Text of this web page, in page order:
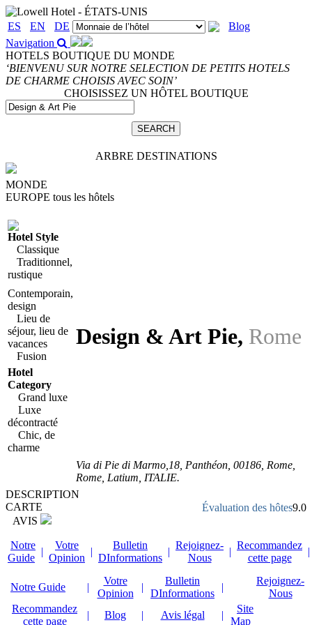
ES EN DE
Blog
Navigation
HOTELS BOUTIQUE DU MONDE
‘BIENVENU SUR NOTRE SELECTION DE PETITS HOTELS
DE CHARME CHOISIS AVEC SOIN’
CHOISISSEZ UN HÔTEL BOUTIQUE
ARBRE DESTINATIONS
MONDE
EUROPE tous les hôtels
Hotel Style
Classique
Traditionnel,
rustique
Contemporain,
design
Lieu de
séjour, lieu de
vacances
Fusion
Hotel
Category
Grand luxe
Luxe
décontracté
Chic, de
charme
Design & Art Pie, Rome
Via di Pie di Marmo,18 , Panthéon, 00186 , Rome,
Rome Latium ITALIE.
Évaluation des hôtes9.0
DESCRIPTION
CARTE
AVIS
Notre
Guide
|
Votre
Opinion
|
Bulletin
DInformations
|
Rejoignez-
Nous
|
Recommandez
cette page
|
Notre Guide |
Votre
Opinion
|
Bulletin
DInformations
|
Rejoignez-
Nous
Recommandez
cette page
| Blog | Avis légal |
Site
Map